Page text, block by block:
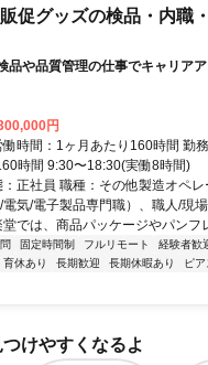
促グッズの検品・内職
品や品質管理の仕事でキャリアア
円
時間：1ヶ月あたり160時間 勤
時間 9:30〜18:30(実働8時間)
正社員 職種：その他製造オペ
気/電子製品専門職）、職人/現
では、商品パッケージやパンフ
固定時間制 フルリモート 経験者歓
育休あり 長期歓迎 長期休暇あり ピ
けやすくなるよ